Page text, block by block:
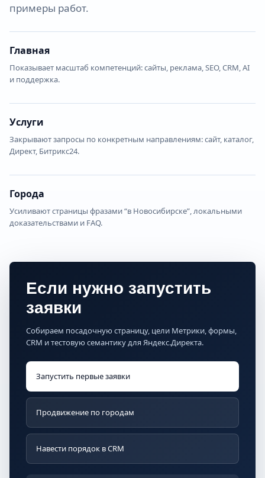
примеры работ.
Главная
Показывает масштаб компетенций: сайты, реклама, SEO, CRM, AI
и поддержка.
Услуги
Закрывают запросы по конкретным направлениям: сайт, каталог,
Директ, Битрикс24.
Города
Усиливают страницы фразами “в Новосибирске”, локальными
доказательствами и FAQ.
Если нужно запустить
заявки
Собираем посадочную страницу, цели Метрики, формы,
CRM и тестовую семантику для Яндекс.Директа.
Запустить первые заявки
Продвижение по городам
Навести порядок в CRM